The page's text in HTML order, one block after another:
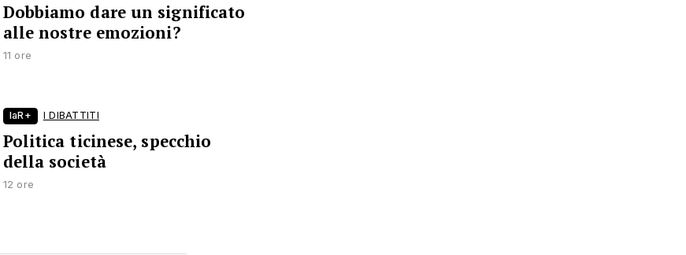
Dobbiamo dare un significato
alle nostre emozioni?
11 ore
laR+ I DIBATTITI
Politica ticinese, specchio
della società
12 ore